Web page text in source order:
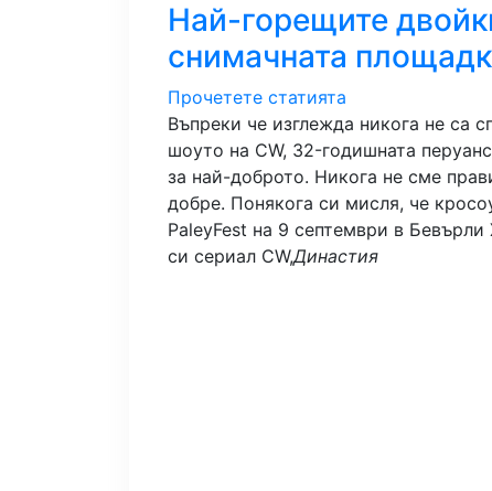
Най-горещите
снимачната
Прочетете статията
Въпреки че изглежда никога не са
шоуто на CW, 32-годишната
за най-доброто. Никога не сме
добре. Понякога си мисля, че
PaleyFest на 9 септември в
си сериал CW,Династия